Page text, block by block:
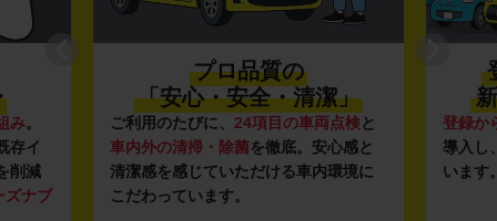
み。
存イ
削減
ズナブ
プロ品質の
「安心・安全・清潔」
ご利用のたびに、 24項目の車両点検と
車内外の清掃・除菌を徹底。安心感と
清潔感を感じていただける車内環境に
こだわっています。
登録か
導入し
います